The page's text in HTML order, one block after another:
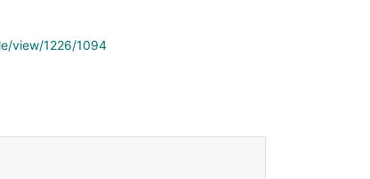
view/1226/1094